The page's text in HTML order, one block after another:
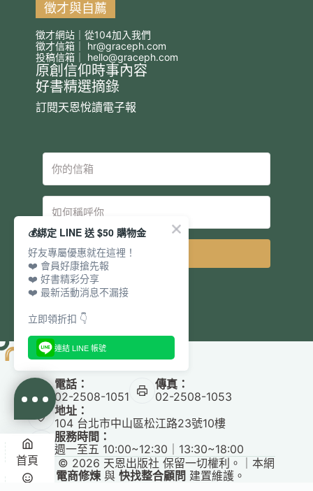
徵才與自薦
徵才網站｜從104加入我們
徵才信箱｜ hr@graceph.com
投稿信箱｜ hello@graceph.com
原創信仰時事內容
好書精選摘錄
訂閱天恩悅讀電子報
電話：
02-2508-1051
傳真：
02-2508-1053
地址：
104 台北市中山區松江路23號10樓
服務時間：
週一至五 10:00~12:30｜13:30~18:00
Copyright © 2026 天恩出版社 保留一切權利。｜本網
站由 電商修煉與快找整合顧問 建置維護。
首頁
💰綁定 LINE 送 $50 購物金
好友專屬優惠就在這裡！
❤️ 會員好康搶先報
❤️ 好書精彩分享
❤️ 最新活動消息不漏接
立即領折扣 👇
連結 LINE 帳號